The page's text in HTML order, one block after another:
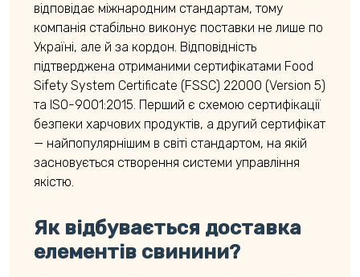
відповідає міжнародним стандартам, тому
компанія стабільно виконує поставки не лише по
Україні, але й за кордон. Відповідність
підтверджена отриманими сертифікатами Fооd
Sіfеtу System Сеrtifiсаtе (FSSC) 22000 (Version 5)
та ISO-9001:2015. Перший є схемою сертифікації
безпеки харчових продуктів, а другий сертифікат
— найпопулярнішим в світі стандартом, на якій
засновується створення системи управління
якістю.
Як відбувається доставка
елементів свинини?